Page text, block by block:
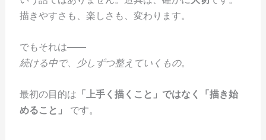
描きやすさも、楽しさも、変わります。
でもそれは――
続ける中で、少しずつ整えていくもの。
最初の目的は 「上手く描くこと」ではなく「描き始
めること」
です。